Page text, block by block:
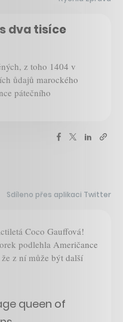
dva tisíce
z toho 1404 v
ůdajů marockého
pátečního
Sdíleno přes aplikaci Twitter
Coco Gauffová!
podlehla Američance
z ní může být další
queen of